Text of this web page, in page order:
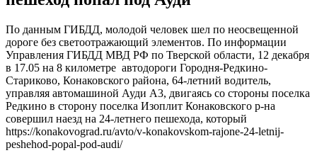
По данным ГИБДД, молодой человек шел по неосвещенной
дороге без светоотражающий элементов. По информации
Управления ГИБДД МВД РФ по Тверской области, 12 декабря
в 17.05 на 8 километре автодороги Городня-Редкино-
Стариково, Конаковского района, 64-летний водитель,
управляя автомашиной Ауди А3, двигаясь со стороны поселка
Редкино в сторону поселка Изоплит Конаковского р-на
совершил наезд на 24-летнего пешехода, который
https://konakovograd.ru/avto/v-konakovskom-rajone-24-letnij-
peshehod-popal-pod-audi/